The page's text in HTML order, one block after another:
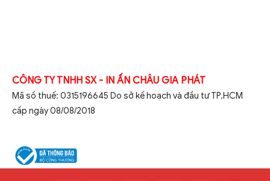
CÔNG TY TNHH SX - IN ẤN CHÂU GIA PHÁT
Mã số thuế: 0315196645 Do sở kế hoạch và đầu tư TP.HCM
cấp ngày 08/08/2018